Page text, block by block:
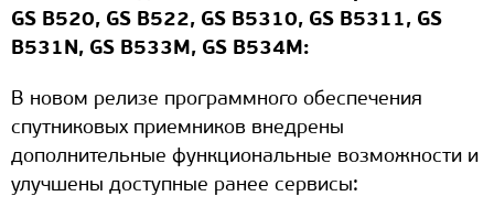
GS B520, GS B522, GS B5310, GS B5311, GS
B531N, GS B533M, GS B534M:
В новом релизе программного обеспечения
спутниковых приемников внедрены
дополнительные функциональные возможности и
улучшены доступные ранее сервисы: